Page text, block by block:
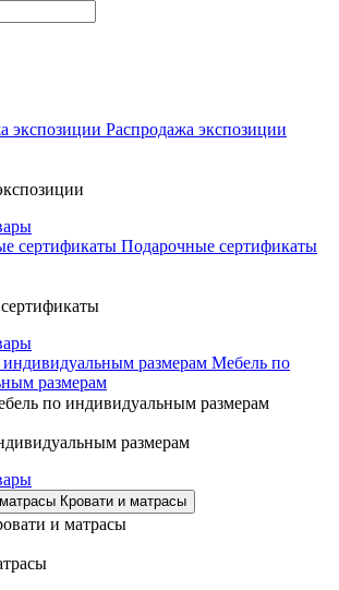
Распродажа экспозиции
Подарочные сертификаты
Мебель по
размерам
размерам
Кровати и матрасы